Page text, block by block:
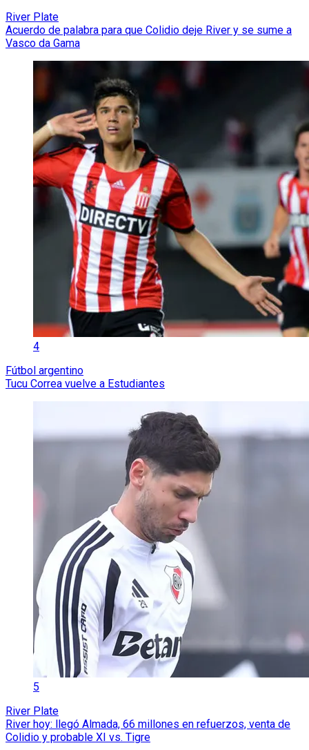
River Plate
Acuerdo de palabra para que Colidio deje River y se sume a
Vasco da Gama
4
Fútbol argentino
Tucu Correa vuelve a Estudiantes
5
River Plate
River hoy: llegó Almada, 66 millones en refuerzos, venta de
Colidio y probable XI vs. Tigre